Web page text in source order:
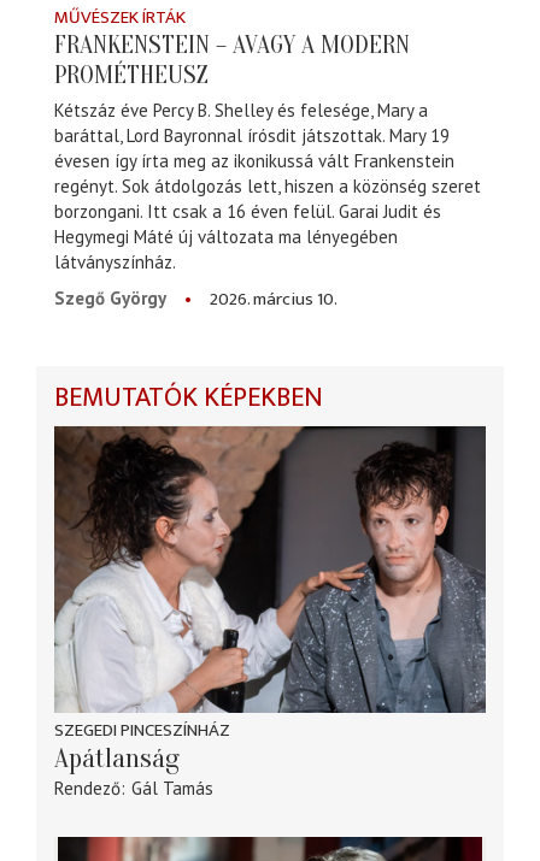
MŰVÉSZEK ÍRTÁK
FRANKENSTEIN – AVAGY A MODERN
PROMÉTHEUSZ
Kétszáz éve Percy B. Shelley és felesége, Mary a
baráttal, Lord Bayronnal írósdit játszottak. Mary 19
évesen így írta meg az ikonikussá vált Frankenstein
regényt. Sok átdolgozás lett, hiszen a közönség szeret
borzongani. Itt csak a 16 éven felül. Garai Judit és
Hegymegi Máté új változata ma lényegében
látványszínház.
Szegő György
2026. március 10.
BEMUTATÓK KÉPEKBEN
SZEGEDI PINCESZÍNHÁZ
Apátlanság
Rendező Gál Tamás